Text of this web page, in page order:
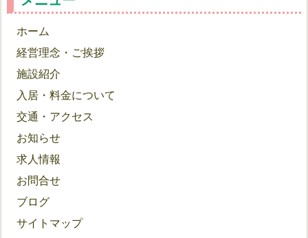
ホーム
経営理念・ご挨拶
施設紹介
入居・料金について
交通・アクセス
お知らせ
求人情報
お問合せ
ブログ
サイトマップ